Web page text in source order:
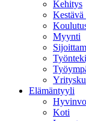
Kehitys
Myynti
Elämäntyyli
Koti